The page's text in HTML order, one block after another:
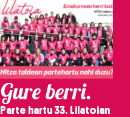
Gure berri.
Parte hartu 33. Lilatoian